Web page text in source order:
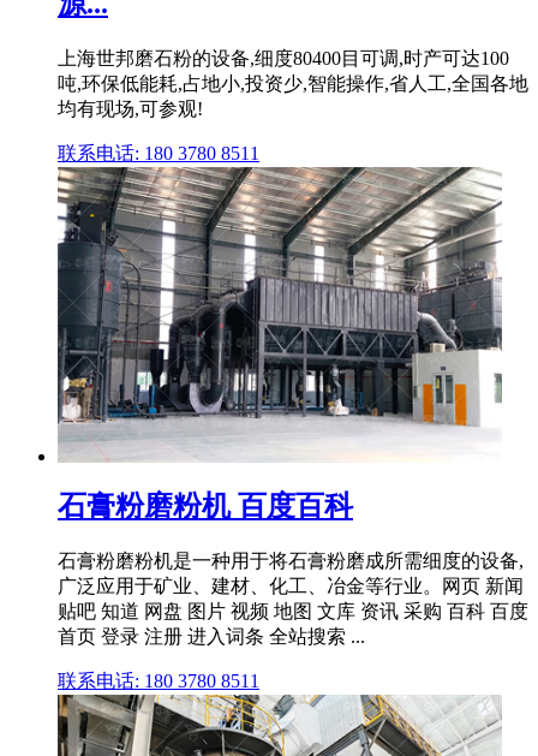
上海世邦磨石粉的设备,细度80400目可调,时产可达100
吨,环保低能耗,占地小,投资少,智能操作,省人工,全国各地
均有现场,可参观!
联系电话: 180 3780 8511
石膏粉磨粉机 百度百科
‌石膏粉磨粉机‌是一种用于将石膏粉磨成所需细度的设备,
广泛应用于矿业、建材、化工、冶金等行业。网页 新闻
贴吧 知道 网盘 图片 视频 地图 文库 资讯 采购 百科 百度
首页 登录 注册 进入词条 全站搜索 ...
联系电话: 180 3780 8511